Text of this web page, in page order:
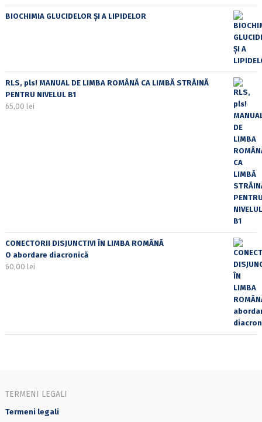
BIOCHIMIA GLUCIDELOR ȘI A LIPIDELOR
RLS, pls! MANUAL DE LIMBA ROMÂNĂ CA LIMBĂ STRĂINĂ
PENTRU NIVELUL B1
65,00 lei
CONECTORII DISJUNCTIVI ÎN LIMBA ROMÂNĂ
O abordare diacronică
60,00 lei
TERMENI LEGALI
Termeni legali